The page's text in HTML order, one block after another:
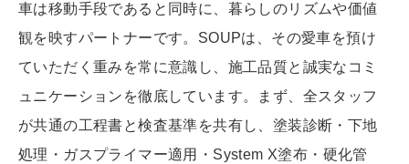
車は移動手段であると同時に、暮らしのリズムや価値
観を映すパートナーです。SOUPは、その愛車を預け
ていただく重みを常に意識し、施工品質と誠実なコミ
ュニケーションを徹底しています。まず、全スタッフ
が共通の工程書と検査基準を共有し、塗装診断・下地
処理・ガスプライマー適用・System X塗布・硬化管